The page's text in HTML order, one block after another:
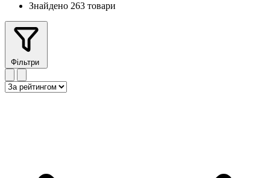
Знайдено 263 товари
Фільтри